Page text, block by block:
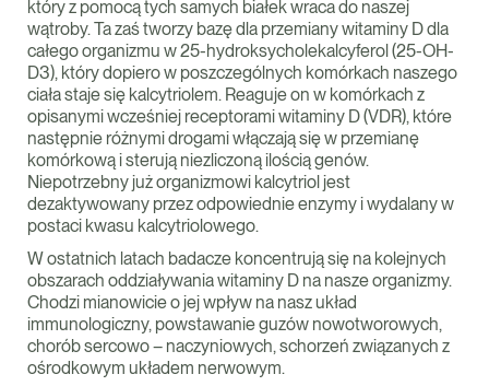
który z pomocą tych samych białek wraca do naszej
wątroby. Ta zaś tworzy bazę dla przemiany witaminy D dla
całego organizmu w 25-hydroksycholekalcyferol (25-OH-
D3), który dopiero w poszczególnych komórkach naszego
ciała staje się kalcytriolem. Reaguje on w komórkach z
opisanymi wcześniej receptorami witaminy D (VDR), które
następnie różnymi drogami włączają się w przemianę
komórkową i sterują niezliczoną ilością genów.
Niepotrzebny już organizmowi kalcytriol jest
dezaktywowany przez odpowiednie enzymy i wydalany w
postaci kwasu kalcytriolowego.
W ostatnich latach badacze koncentrują się na kolejnych
obszarach oddziaływania witaminy D na nasze organizmy.
Chodzi mianowicie o jej wpływ na nasz układ
immunologiczny, powstawanie guzów nowotworowych,
chorób sercowo – naczyniowych, schorzeń związanych z
ośrodkowym układem nerwowym.